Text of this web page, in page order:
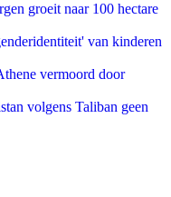
groeit naar 100 hectare
van kinderen
vermoord door
volgens Taliban geen